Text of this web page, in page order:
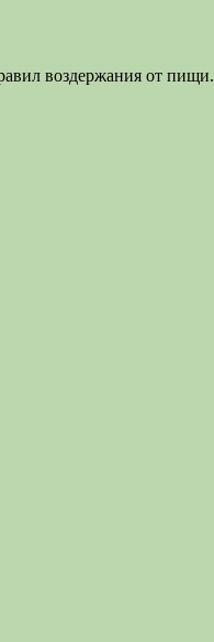
воздержания от пищи.